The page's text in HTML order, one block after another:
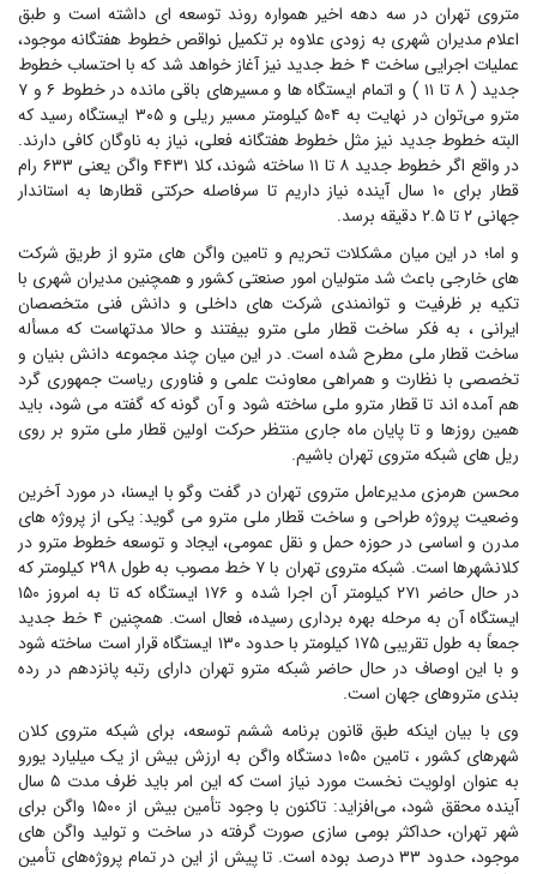
متروی تهران در سه دهه اخیر همواره روند توسعه ای داشته است و طبق
اعلام مدیران شهری به زودی علاوه بر تکمیل نواقص خطوط هفتگانه موجود،
عملیات اجرایی ساخت ۴ خط جدید نیز آغاز خواهد شد که با احتساب خطوط
جدید ( ۸ تا ۱۱ ) و اتمام ایستگاه ها و مسیرهای باقی مانده در خطوط ۶ و ۷
مترو می‌توان در نهایت به ۵۰۴ کیلومتر مسیر ریلی و ۳۰۵ ایستگاه رسید که
البته خطوط جدید نیز مثل خطوط هفتگانه فعلی، نیاز به ناوگان کافی دارند.
در واقع اگر خطوط جدید ۸ تا ۱۱ ساخته شوند، کلا ۴۴۳۱ واگن یعنی ۶۳۳ رام
قطار برای ۱۰ سال آینده نیاز داریم تا سرفاصله حرکتی قطارها به استاندار
جهانی ۲ تا ۲.۵ دقیقه برسد.
و اما؛ در این میان مشکلات تحریم و تامین واگن های مترو از طریق شرکت
های خارجی باعث شد متولیان امور صنعتی کشور و همچنین مدیران شهری با
تکیه بر ظرفیت و توانمندی شرکت های داخلی و دانش فنی متخصصان
ایرانی ، به فکر ساخت قطار ملی مترو بیفتند و حالا مدتهاست که مسأله
ساخت قطار ملی مطرح شده است. در این میان چند مجموعه دانش بنیان و
تخصصی با نظارت و همراهی معاونت علمی و فناوری ریاست جمهوری گرد
هم آمده اند تا قطار مترو ملی ساخته شود و آن گونه که گفته می شود، باید
همین روزها و تا پایان ماه جاری منتظر حرکت اولین قطار ملی مترو بر روی
ریل های شبکه متروی تهران باشیم.
محسن هرمزی مدیرعامل متروی تهران در گفت وگو با ایسنا، در مورد آخرین
وضعیت پروژه طراحی و ساخت قطار ملی مترو می گوید: یکی از پروژه های
مدرن و اساسی در حوزه حمل و نقل عمومی، ایجاد و توسعه خطوط مترو در
کلانشهرها است. شبکه متروی تهران با ۷ خط مصوب به طول ۲۹۸ کیلومتر که
در حال حاضر ۲۷۱ کیلومتر آن اجرا شده و ۱۷۶ ایستگاه که تا به امروز ۱۵۰
ایستگاه آن به مرحله بهره برداری رسیده، فعال است. همچنین ۴ خط جدید
جمعاً به طول تقریبی ۱۷۵ کیلومتر با حدود ۱۳۰ ایستگاه قرار است ساخته شود
و با این اوصاف در حال حاضر شبکه مترو تهران دارای رتبه پانزدهم در رده
بندی متروهای جهان است.
وی با بیان اینکه طبق قانون برنامه ششم توسعه، برای شبکه متروی کلان
شهرهای کشور ، تامین ۱۰۵۰ دستگاه واگن به ارزش بیش از یک میلیارد یورو
به عنوان اولویت نخست مورد نیاز است که این امر باید ظرف مدت ۵ سال
آینده محقق شود، می‌افزاید: تاکنون با وجود تأمین بیش از ۱۵۰۰ واگن برای
شهر تهران، حداکثر بومی سازی صورت گرفته در ساخت و تولید واگن های
موجود، حدود ۳۳ درصد بوده است. تا پیش از این در تمام پروژه‌های تأمین